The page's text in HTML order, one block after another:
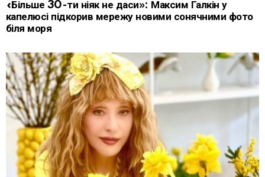
«Більше 30-ти ніяк не даси»: Максим Галкін у
капелюсі підкорив мережу новими сонячними фото
біля моря